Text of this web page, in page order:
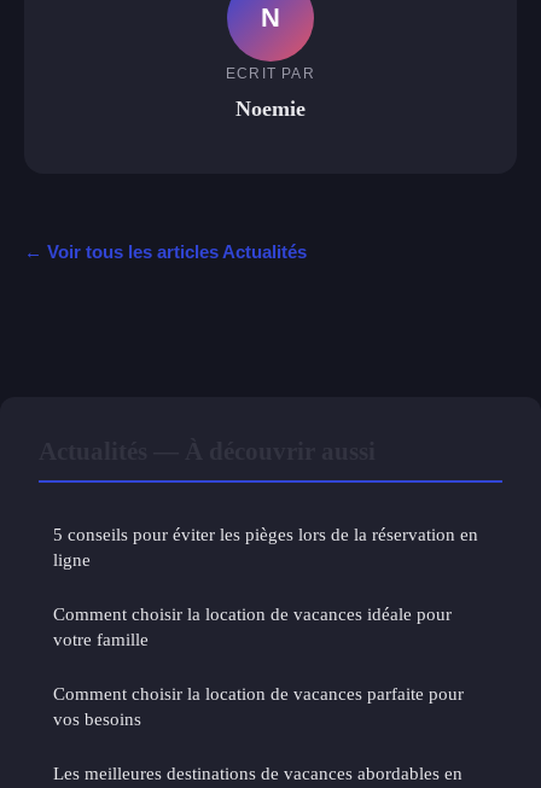
N
ECRIT PAR
Noemie
← Voir tous les articles Actualités
5 conseils pour éviter les pièges lors de la réservation en
ligne
Comment choisir la location de vacances idéale pour
votre famille
Comment choisir la location de vacances parfaite pour
vos besoins
Les meilleures destinations de vacances abordables en